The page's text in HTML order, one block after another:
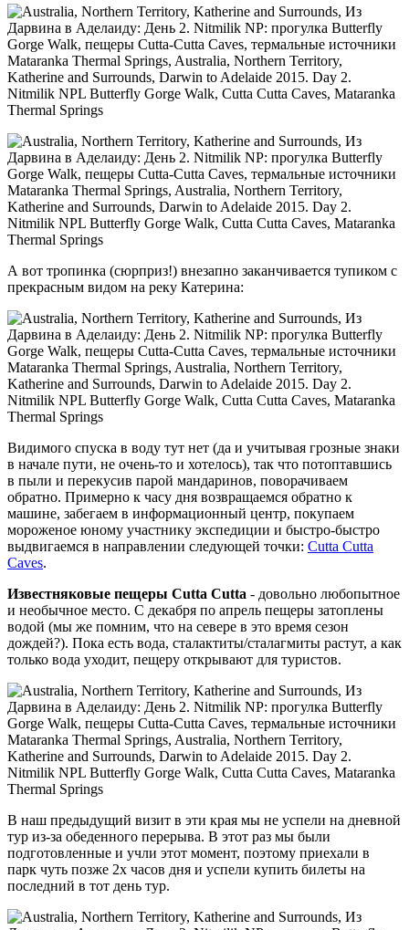
А вот тропинка (сюрприз!) внезапно заканчивается тупиком с
прекрасным видом на реку Катерина:
Видимого спуска в воду тут нет (да и учитывая грозные знаки
в начале пути, не очень-то и хотелось), так что потоптавшись
в пыли и перекусив парой мандаринов, поворачиваем
обратно. Примерно к часу дня возвращаемся обратно к
машине, забегаем в информационный центр, покупаем
мороженое юному участнику экспедиции и быстро-быстро
выдвигаемся в направлении следующей точки: Cutta Cutta
Caves.
Известняковые пещеры Cutta Cutta - довольно любопытное
и необычное место. С декабря по апрель пещеры затоплены
водой (мы же помним, что на севере в это время сезон
дождей?). Пока есть вода, сталактиты/сталагмиты растут, а как
только вода уходит, пещеру открывают для туристов.
В наш предыдущий визит в эти края мы не успели на дневной
тур из-за обеденного перерыва. В этот раз мы были
подготовленные и учли этот момент, поэтому приехали в
парк чуть позже 2х часов дня и успели купить билеты на
последний в тот день тур.